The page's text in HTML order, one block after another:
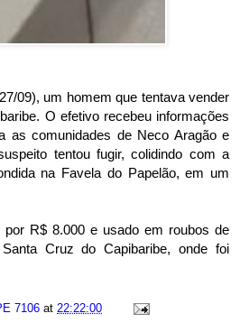
09), um homem que tentava vender
O efetivo recebeu informações
as comunidades de Neco Aragão e
tentou fugir, colidindo com a
na Favela do Papelão, em um
R$ 8.000 e usado em roubos de
Cruz do Capibaribe, onde foi
7106 at 22:22:00